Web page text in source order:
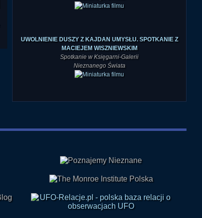
UWOLNIENIE DUSZY Z KAJDAN UMYSŁU. SPOTKANIE Z
MACIEJEM WISZNIEWSKIM
Spotkanie w Księgarni-Galerii
Nieznanego Świata